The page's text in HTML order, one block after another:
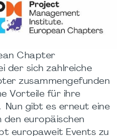
Chapter
der sich zahlreiche
zusammengefunden
Vorteile für ihre
Nun gibt es erneut eine
den europäischen
europaweit Events zu